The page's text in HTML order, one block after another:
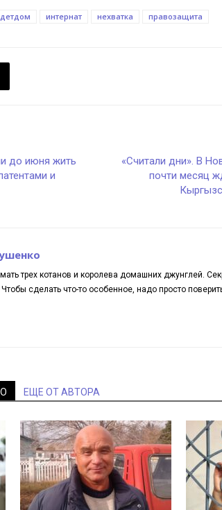
детдом интернат нехватка правозащита
до июня жить
и
«Считали дни». В
почти месяц
трех котанов и королева домашних джунглей.
сделать что-то особенное, надо просто
ЕЩЕ ОТ АВТОРА